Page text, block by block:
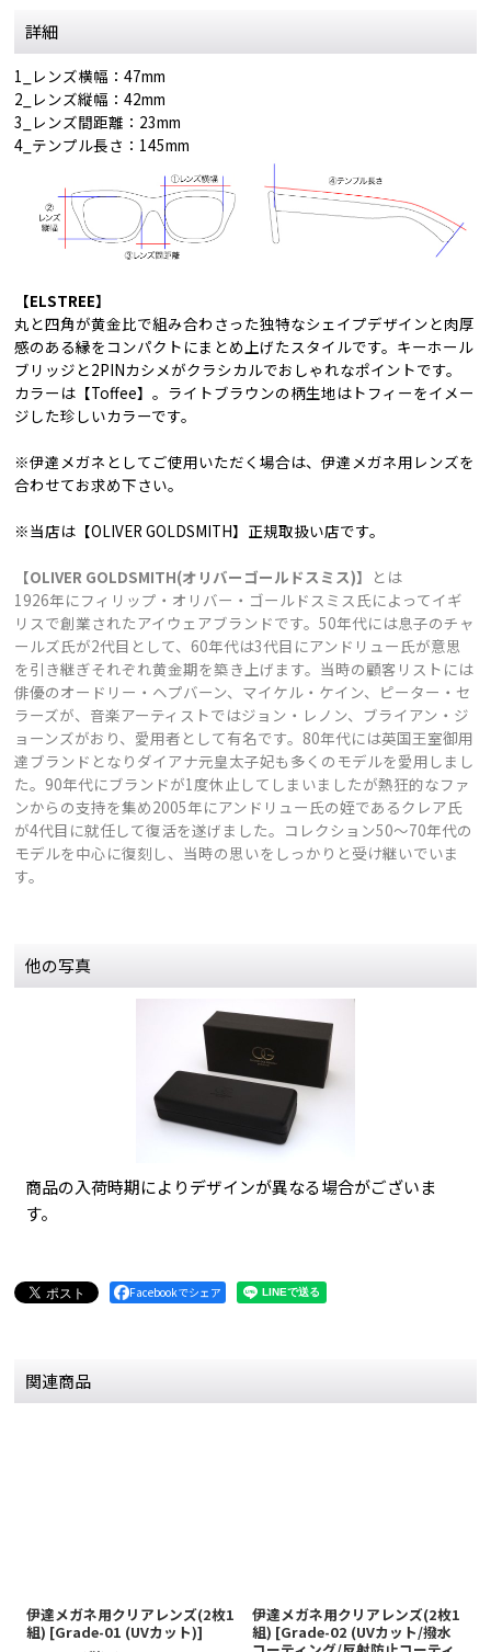
詳細
1_レンズ横幅：47mm
2_レンズ縦幅：42mm
3_レンズ間距離：23mm
4_テンプル長さ：145mm
【ELSTREE】
丸と四角が黄金比で組み合わさった独特なシェイプデザインと肉厚
感のある縁をコンパクトにまとめ上げたスタイルです。キーホール
ブリッジと2PINカシメがクラシカルでおしゃれなポイントです。
カラーは【Toffee】。ライトブラウンの柄生地はトフィーをイメー
ジした珍しいカラーです。
※伊達メガネとしてご使用いただく場合は、伊達メガネ用レンズを
合わせてお求め下さい。
※当店は【OLIVER GOLDSMITH】正規取扱い店です。
【OLIVER GOLDSMITH(オリバーゴールドスミス)】 とは
1926年にフィリップ・オリバー・ゴールドスミス氏によってイギ
リスで創業されたアイウェアブランドです。50年代には息子のチャ
ールズ氏が2代目として、60年代は3代目にアンドリュー氏が意思
を引き継ぎそれぞれ黄金期を築き上げます。当時の顧客リストには
俳優のオードリー・ヘプバーン、マイケル・ケイン、ピーター・セ
ラーズが、音楽アーティストではジョン・レノン、ブライアン・ジ
ョーンズがおり、愛用者として有名です。80年代には英国王室御用
達ブランドとなりダイアナ元皇太子妃も多くのモデルを愛用しまし
た。90年代にブランドが1度休止してしまいましたが熱狂的なファ
ンからの支持を集め2005年にアンドリュー氏の姪であるクレア氏
が4代目に就任して復活を遂げました。コレクション50〜70年代の
モデルを中心に復刻し、当時の思いをしっかりと受け継いでいま
す。
他の写真
商品の入荷時期によりデザインが異なる場合がございま
す。
Facebookでシェア
関連商品
伊達メガネ用クリアレンズ(2枚1
組) [Grade-01 (UVカット)]
伊達メガネ用クリアレンズ(2枚1
組) [Grade-02 (UVカット/撥水